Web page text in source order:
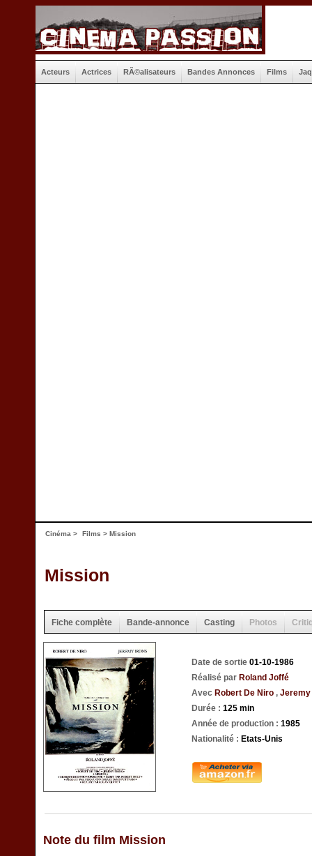
Acteurs Actrices RÃ©alisateurs Bandes Annonces Films
Cinéma > Films > Mission
Mission
Fiche complète Bande-annonce Casting Photos
Date de sortie 01-10-1986
Réalisé par Roland Joffé
Avec Robert De Niro ,
Durée : 125 min
Année de production : 1985
Nationalité : Etats-Unis
Note du film Mission